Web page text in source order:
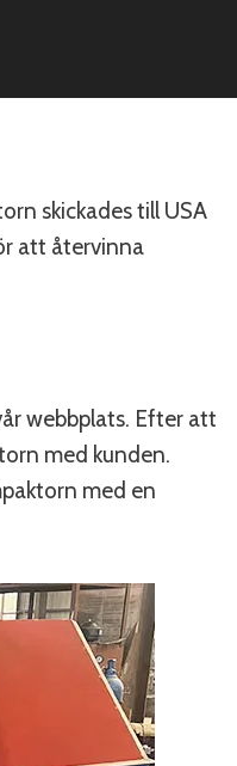
skickades till USA
att återvinna
webbplats. Efter att
med kunden.
med en